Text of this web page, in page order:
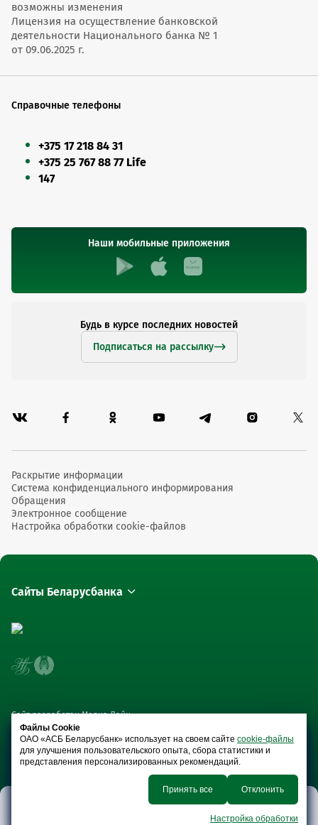
возможны изменения
Лицензия на осуществление банковской
деятельности Национального банка № 1
от 09.06.2025 г.
Справочные телефоны
+375 17 218 84 31
+375 25 767 88 77 Life
147
Наши мобильные приложения
Будь в курсе последних новостей
Подписаться на рассылку
Раскрытие информации
Система конфиденциального информирования
Обращения
Электронное сообщение
Настройка обработки cookie-файлов
Сайты Беларусбанка
Сайт разработан Медиа Лайн
Тарифы
Реализация
Файлы Cookie
ОАО «АСБ Беларусбанк» использует на своем сайте cookie-файлы
для улучшения пользовательского опыта, сбора статистики и
представления персонализированных рекомендаций.
Принять все Отклонить
Настройка обработки